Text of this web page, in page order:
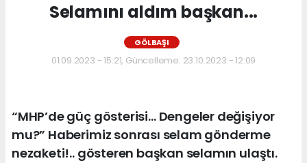
Selamını aldım başkan...
GÖLBAŞI
01.09.2023 - 15:21, Güncelleme: 23.10.2023 - 12:09
“MHP’de güç gösterisi… Dengeler değişiyor
mu?” Haberimiz sonrası selam gönderme
nezaketi!.. gösteren başkan selamın ulaştı.